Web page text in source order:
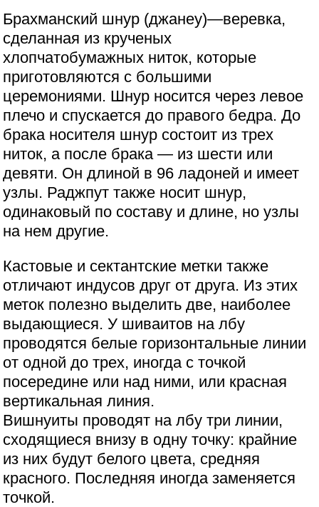
Брахманский шнур (джанеу)—веревка,
сделанная из крученых
хлопчатобумажных ниток, которые
приготовляются с большими
церемониями. Шнур носится через левое
плечо и спускается до правого бедра. До
брака носителя шнур состоит из трех
ниток, а после брака — из шести или
девяти. Он длиной в 96 ладоней и имеет
узлы. Раджпут также носит шнур,
одинаковый по составу и длине, но узлы
на нем другие.
Кастовые и сектантские метки также
отличают индусов друг от друга. Из этих
меток полезно выделить две, наиболее
выдающиеся. У шиваитов на лбу
проводятся белые горизонтальные линии
от одной до трех, иногда с точкой
посередине или над ними, или красная
вертикальная линия.
Вишнуиты проводят на лбу три линии,
сходящиеся внизу в одну точку: крайние
из них будут белого цвета, средняя
красного. Последняя иногда заменяется
точкой.